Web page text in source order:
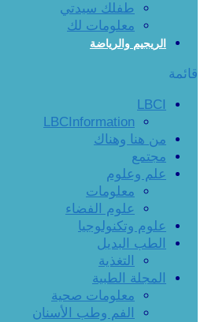
طفلك سيدتي
معلومات لك
الريجيم والرياضة
قائمة
LBCI
LBCInformation
من هنا وهناك
مجتمع
علم وعلوم
معلومات
علوم الفضاء
علوم وتكنولوجيا
الطب البديل
التغذية
المجلة الطبية
معلومات صحية
الفم وطب الأسنان